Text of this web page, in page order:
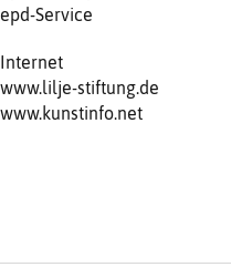
epd-Service
Internet
www.lilje-stiftung.de
www.kunstinfo.net